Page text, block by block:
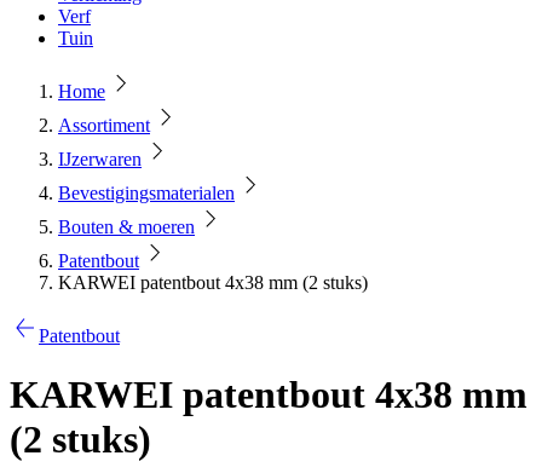
Verf
Tuin
Home
Assortiment
IJzerwaren
Bevestigingsmaterialen
Bouten & moeren
Patentbout
KARWEI patentbout 4x38 mm (2 stuks)
Patentbout
KARWEI patentbout 4x38 mm
(2 stuks)